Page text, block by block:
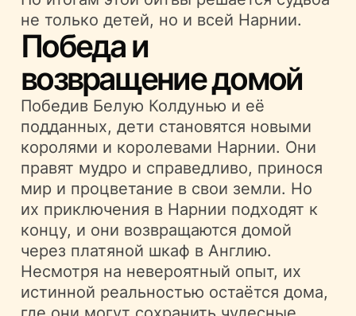
не только детей, но и всей Нарнии.
Победа и
возвращение домой
Победив Белую Колдунью и её
подданных, дети становятся новыми
королями и королевами Нарнии. Они
правят мудро и справедливо, принося
мир и процветание в свои земли. Но
их приключения в Нарнии подходят к
концу, и они возвращаются домой
через платяной шкаф в Англию.
Несмотря на невероятный опыт, их
истинной реальностью остаётся дома,